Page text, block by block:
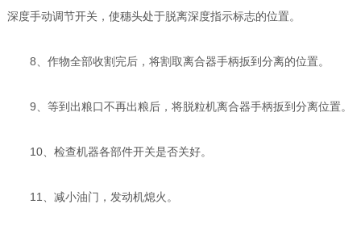
深度手动调节开关，使穗头处于脱离深度指示标志的位置。
8、作物全部收割完后，将割取离合器手柄扳到分离的位置。
9、等到出粮口不再出粮后，将脱粒机离合器手柄扳到分离位置。
10、检查机器各部件开关是否关好。
11、减小油门，发动机熄火。